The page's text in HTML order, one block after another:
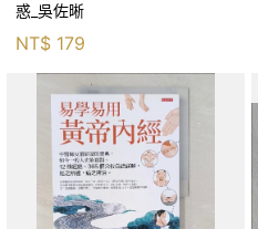
惑_吳佐晰
NT$ 179